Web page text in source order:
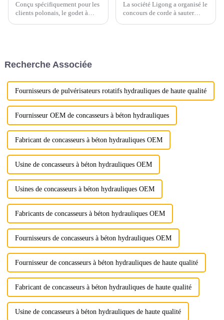
Conçu spécifiquement pour les
clients polonais, le godet à
Caractéristiques du produit ...
La société Ligong a organisé le
concours de corde à sauter
Recherche Associée
Fournisseurs de pulvérisateurs rotatifs hydrauliques de haute qualité
Fournisseur OEM de concasseurs à béton hydrauliques
Fabricant de concasseurs à béton hydrauliques OEM
Usine de concasseurs à béton hydrauliques OEM
Usines de concasseurs à béton hydrauliques OEM
Fabricants de concasseurs à béton hydrauliques OEM
Fournisseurs de concasseurs à béton hydrauliques OEM
Fournisseur de concasseurs à béton hydrauliques de haute qualité
Fabricant de concasseurs à béton hydrauliques de haute qualité
Usine de concasseurs à béton hydrauliques de haute qualité